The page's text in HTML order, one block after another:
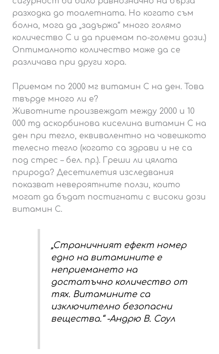
разходка до тоалетната. Но когато съм
болна, мога да „задържа“ много голямо
количество С и да приемам по-големи дози.)
Оптималното количество може да се
различава при други хора.
Приемам по 2000 мг витамин С на ден. Това
твърде много ли е?
Животните произвеждат между 2000 и 10
000 mg аскорбинова киселина витамин С на
ден при тегло, еквивалентно на човешкото
телесно тегло (когато са здрави и не са
под стрес – бел. пр.). Греши ли цялата
природа? Десетилетия изследвания
показват невероятните ползи, които
могат да бъдат постигнати с високи дози
витамин С.
„Страничният ефект номер
едно на витамините е
неприемането на
достатъчно количество от
тях. Витамините са
изключително безопасни
вещества.“ -Андрю В. Соул